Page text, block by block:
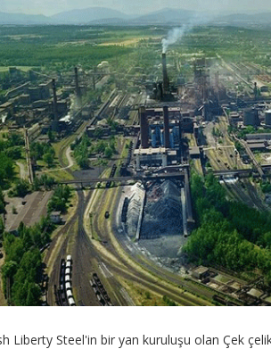
Liberty Steel'in bir yan kuruluşu olan Çek